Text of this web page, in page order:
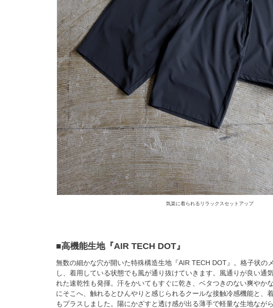
気楽に着られるリラックスセットアップ
■高機能生地『AIR TECH DOT』
無数の細かな穴が開いた特殊構造生地『AIR TECH DOT』。格子状の
し、着用している状態でも風が通り抜けていきます。風通りが良い通
れた速乾性も発揮。汗をかいてもすぐに乾き、ベタつきのない爽やか
にそこへ、触れるとひんやりと感じられるクールな接触冷感機能と、
もプラスしました。陽にかざすと透け感が出る薄手で軽量な生地なが